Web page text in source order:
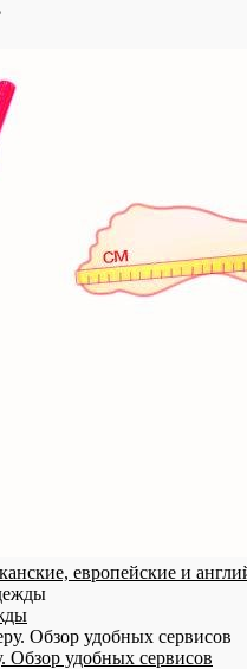
европейские и
Обзор удобных сервисов